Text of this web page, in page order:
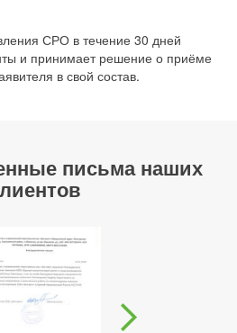
СРО в течение 30 дней
и принимает решение о приёме
в свой состав.
письма наших